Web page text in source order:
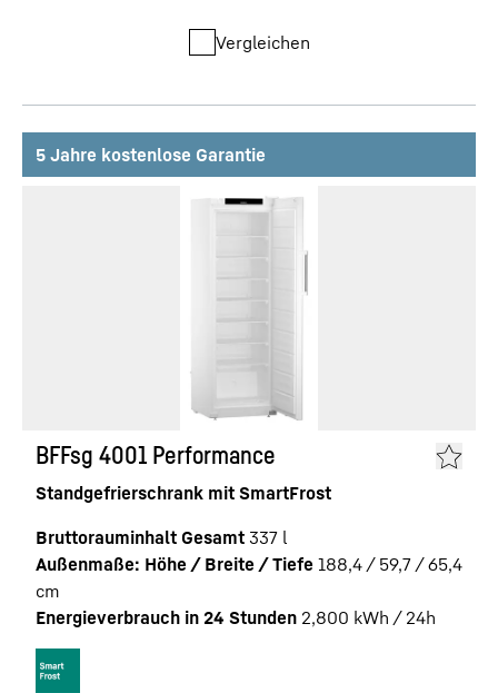
Vergleichen
5 Jahre kostenlose Garantie
BFFsg 4001 Performance
Standgefrierschrank mit SmartFrost
Bruttorauminhalt Gesamt 337 l
Außenmaße: Höhe / Breite / Tiefe 188,4 / 59,7 / 65,4
cm
Energieverbrauch in 24 Stunden 2,800 kWh / 24h